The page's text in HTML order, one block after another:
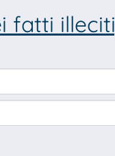
fatti